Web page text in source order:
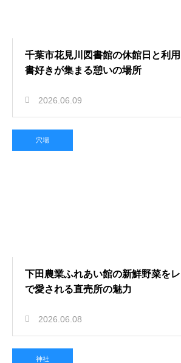
千葉市花見川図書館の休館日と利
書好きが集まる憩いの場所
2026.06.09
穴場
下田農業ふれあい館の新鮮野菜を
で愛される直売所の魅力
2026.06.08
神社